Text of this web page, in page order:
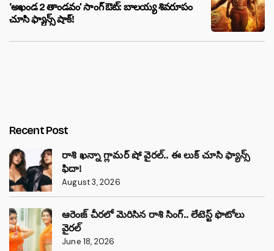
‘అఖండ 2 తాండవం’ సాంగ్ ఔట్: బాలయ్య శివరూపం
చూసి ఫ్యాన్స్ షాక్!
Recent Post
రాశి ఖన్నా గ్లామర్ షో వైరల్.. ఈ లుక్ చూసి ఫ్యాన్స్
ఫిదా!
August 3, 2026
ఆరెంజ్ చీరలో మెరిసిన రాశి సింగ్.. లేటెస్ట్ ఫొటోలు
వైరల్
June 18, 2026